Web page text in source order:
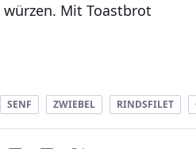
Mit Toastbrot
SENF ZWIEBEL RINDSFILET